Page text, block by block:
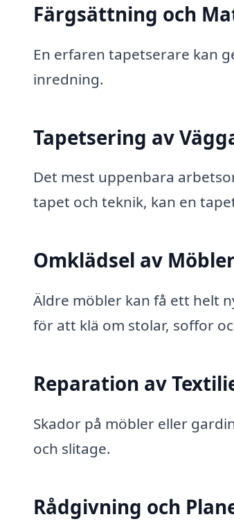
Färgsättning och
En erfaren tapetserare kan
inredning.
Tapetsering av
Det mest uppenbara
tapet och teknik, kan en
Omklädsel av Möbler
Äldre möbler kan få ett helt
för att klä om stolar, soffor
Reparation av
Skador på möbler eller
och slitage.
Rådgivning och